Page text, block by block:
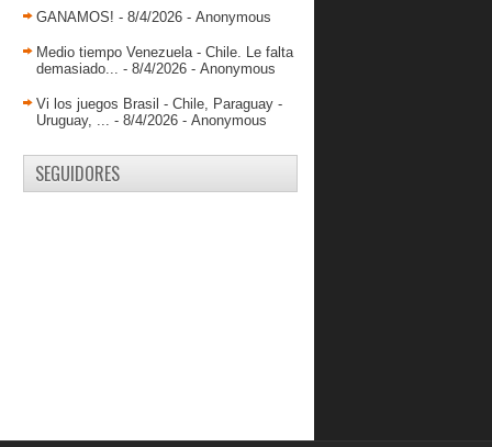
GANAMOS! - 8/4/2026 - Anonymous
Medio tiempo Venezuela - Chile. Le falta
demasiado... - 8/4/2026 - Anonymous
Vi los juegos Brasil - Chile, Paraguay -
Uruguay, ... - 8/4/2026 - Anonymous
SEGUIDORES